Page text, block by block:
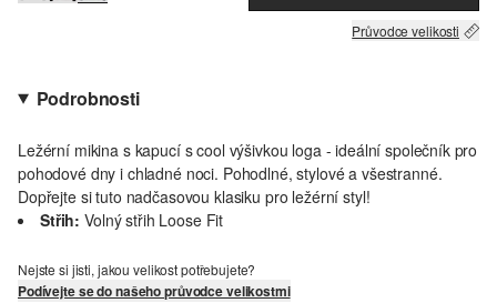
Průvodce velikosti
Podrobnosti
Ležérní mikina s kapucí s cool výšivkou loga - ideální společník pro
pohodové dny i chladné noci. Pohodlné, stylové a všestranné.
Dopřejte si tuto nadčasovou klasiku pro ležérní styl!
Střih: Volný střih Loose Fit
Nejste si jisti, jakou velikost potřebujete?
Podívejte se do našeho průvodce velikostmi